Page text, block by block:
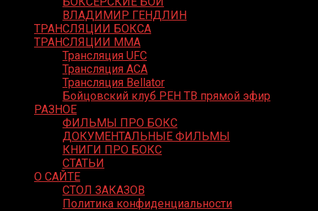
ВЛАДИМИР ГЕНДЛИН
ТРАНСЛЯЦИИ БОКСА
ТРАНСЛЯЦИИ MMA
Трансляция UFC
Трансляция ACA
Трансляция Bellator
Бойцовский клуб РЕН ТВ прямой эфир
РАЗНОЕ
ФИЛЬМЫ ПРО БОКС
ДОКУМЕНТАЛЬНЫЕ ФИЛЬМЫ
КНИГИ ПРО БОКС
СТАТЬИ
О САЙТЕ
СТОЛ ЗАКАЗОВ
Политика конфиденциальности